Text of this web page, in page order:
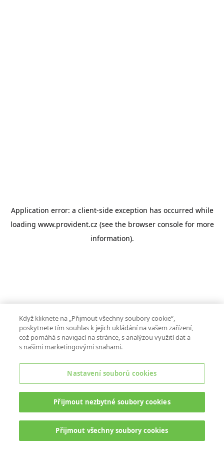
Application error: a client-side exception has occurred while
loading www.provident.cz (see the browser consolefor more
information).
ONLINE CHAT
Když kliknete na „Přijmout všechny soubory cookie“,
poskytnete tím souhlas k jejich ukládání na vašem zařízení,
což pomáhá s navigací na stránce, s analýzou využití dat a
s našimi marketingovými snahami.
Nastavení souborů cookies
Přijmout nezbytné soubory cookies
Přijmout všechny soubory cookies